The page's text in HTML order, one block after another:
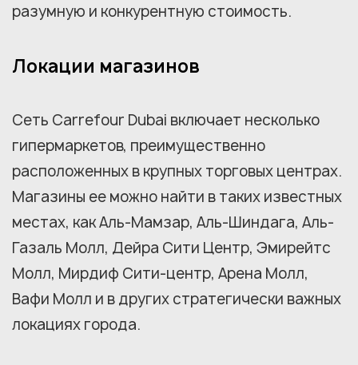
разумную и конкурентную стоимость.
Локации магазинов
Сеть Carrefour Dubai включает несколько
гипермаркетов, преимущественно
расположенных в крупных торговых центрах.
Магазины ее можно найти в таких известных
местах, как Аль-Мамзар, Аль-Шиндага, Аль-
Газаль Молл, Дейра Сити Центр, Эмирейтс
Молл, Мирдиф Сити-центр, Арена Молл,
Вафи Молл и в других стратегически важных
локациях города.